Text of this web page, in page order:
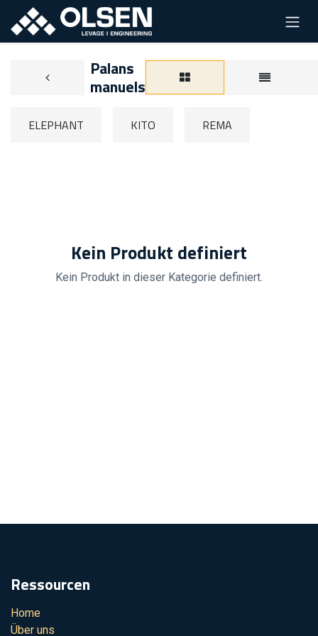
Palans
manuels
ELEPHANT KITO REMA
Kein Produkt definiert
Kein Produkt in dieser Kategorie definiert.
Ressourcen
Home
Über uns